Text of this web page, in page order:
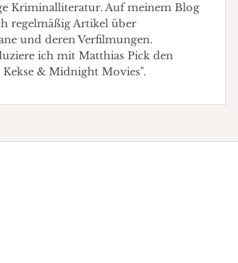
Kriminalliteratur. Auf meinem Blog
regelmäßig Artikel über
und deren Verfilmungen.
ich mit Matthias Pick den
Kekse & Midnight Movies".